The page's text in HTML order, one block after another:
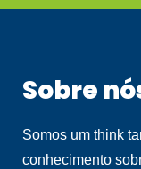
Sobre
Somos um think
conhecimento